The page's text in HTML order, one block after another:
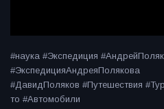
#наука #Экспедиция
#ЭкспедицияАндреяПолякова
#ДавидПоляков #Путешествия
то #Автомобили